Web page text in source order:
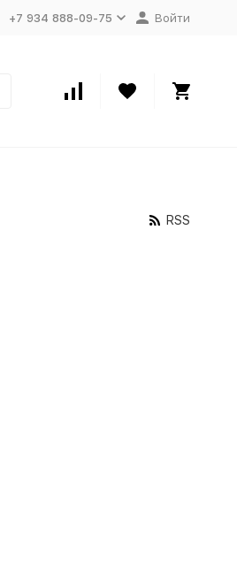
+7 934 888-09-75 Войти
RSS